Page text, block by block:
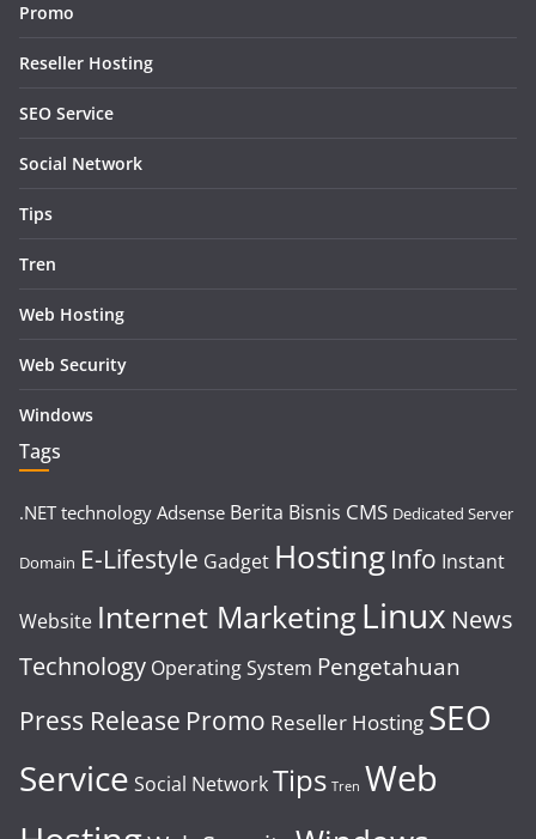
Promo
Reseller Hosting
SEO Service
Social Network
Tips
Tren
Web Hosting
Web Security
Windows
Tags
.NET technology Adsense Berita Bisnis CMS Dedicated Server
Domain E-Lifestyle Gadget Hosting Info Instant
Website Internet Marketing Linux News
Technology Operating System Pengetahuan
Press Release Promo Reseller Hosting SEO
Service Social NetworkTips Tren Web